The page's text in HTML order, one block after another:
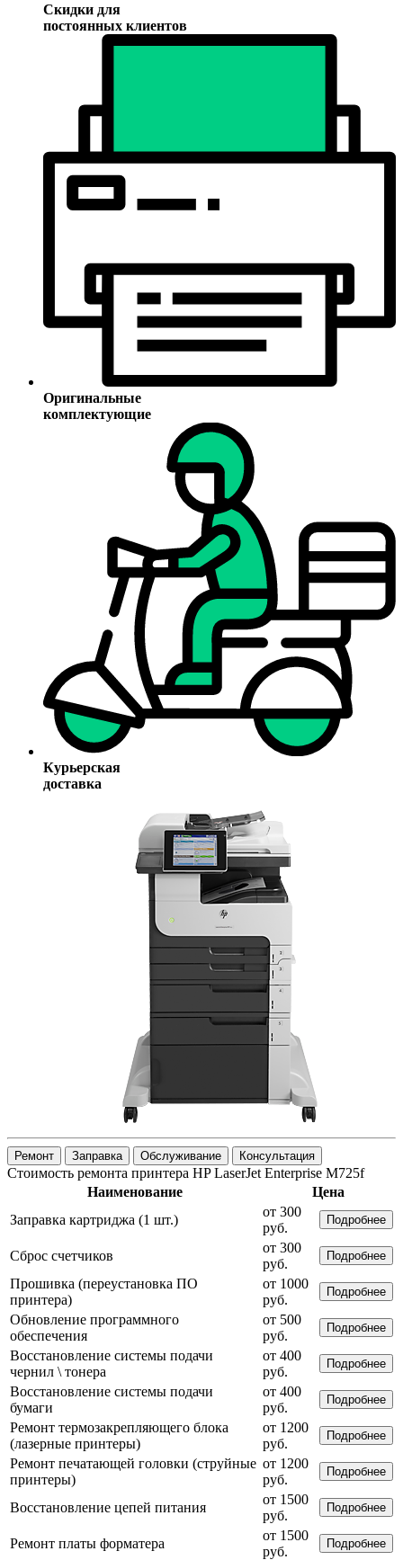
Скидки для
постоянных клиентов
Оригинальные
комплектующие
Курьерская
доставка
Ремонт Заправка Обслуживание Консультация
Стоимость ремонта принтера HP LaserJet Enterprise M725f
Наименование
Цена
Заправка картриджа (1 шт.)
от 300
руб.
Подробнее
Сброс счетчиков
от 300
руб.
Подробнее
Прошивка (переустановка ПО
принтера)
от 1000
руб.
Подробнее
Обновление программного
обеспечения
от 500
руб.
Подробнее
Восстановление системы подачи
чернил \ тонера
от 400
руб.
Подробнее
Восстановление системы подачи
бумаги
от 400
руб.
Подробнее
Ремонт термозакрепляющего блока
(лазерные принтеры)
от 1200
руб.
Подробнее
Ремонт печатающей головки (струйные
принтеры)
от 1200
руб.
Подробнее
Восстановление цепей питания
от 1500
руб.
Подробнее
Ремонт платы форматера
от 1500
руб.
Подробнее